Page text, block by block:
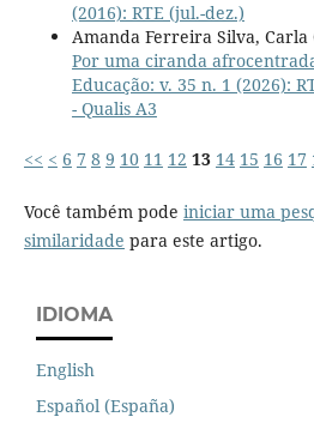
(2016): RTE (jul.-dez.)
Amanda Ferreira Silva,
Por uma ciranda
Educação: v. 35 n. 1 (2026):
- Qualis A3
<< < 6 7 8 9 10 11 12 13 14 15 16 17
Você também pode iniciar uma
similaridade para este artigo.
IDIOMA
English
Español (España)